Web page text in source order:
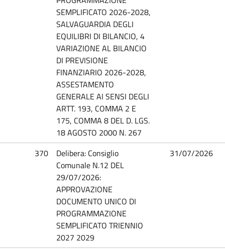
SEMPLIFICATO 2026-2028,
SALVAGUARDIA DEGLI
EQUILIBRI DI BILANCIO, 4
VARIAZIONE AL BILANCIO
DI PREVISIONE
FINANZIARIO 2026-2028,
ASSESTAMENTO
GENERALE AI SENSI DEGLI
ARTT. 193, COMMA 2 E
175, COMMA 8 DEL D. LGS.
18 AGOSTO 2000 N. 267
370
Delibera: Consiglio
Comunale N.12 DEL
29/07/2026:
APPROVAZIONE
DOCUMENTO UNICO DI
PROGRAMMAZIONE
SEMPLIFICATO TRIENNIO
2027 2029
31/07/2026